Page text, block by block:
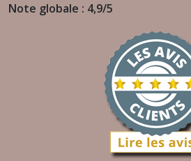
Note globale : 4,9/5